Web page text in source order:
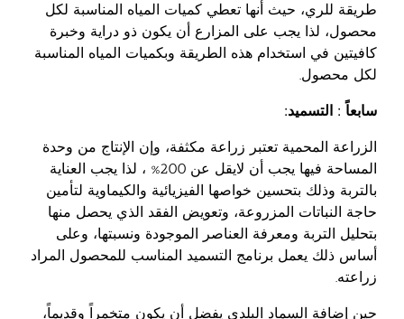
طريقة للري، حيث أنها تعطي كميات المياه المناسبة لكل
محصول، لذا يجب على المزارع أن يكون ذو دراية وخبرة
كافيتين في استخدام هذه الطريقة وبكميات المياه المناسبة
لكل محصول.
سابعاً : التسميد:
الزراعة المحمية تعتبر زراعة مكثفة، وإن الإنتاج من وحدة
المساحة فيها يجب أن لايقل عن 200% ، لذا يجب العناية
بالتربة وذلك بتحسين خواصها الفيزيائية والكيماوية لتأمين
حاجة النباتات المزروعة، وتعويض الفقد الذي يحصل منها
بتحليل التربة ومعرفة العناصر الموجودة ونسبتها، وعلى
أساس ذلك يعمل برنامج التسميد المناسب للمحصول المراد
زراعته.
حين إضافة السماد البلدي يفضل أن يكون متخمراً وقديماً،